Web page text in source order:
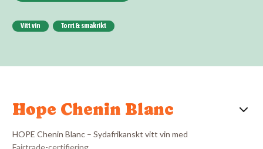
Vitt vin Torrt & smakrikt
Hope Chenin Blanc
HOPE Chenin Blanc – Sydafrikanskt vitt vin med
Fairtrade-certifiering